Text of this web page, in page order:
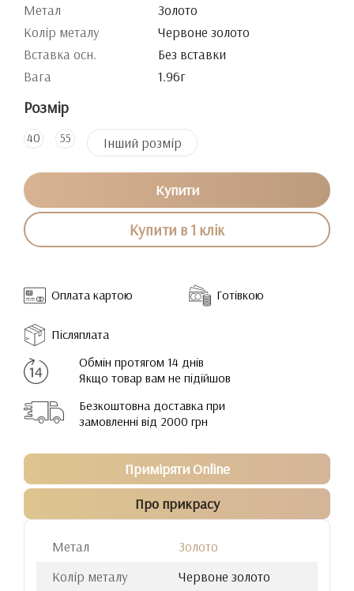
Метал
Золото
Колір металу
Червоне золото
Вставка осн.
Без вставки
Вага
1.96г
Розмір
40 55 Інший розмір
Купити
Купити в 1 клік
Оплата картою Готівкою
Післяплата
Обмін протягом 14 днів
Якщо товар вам не підійшов
Безкоштовна доставка при
замовленні від 2000 грн
Приміряти Online
Про прикрасу
Метал
Золото
Колір металу
Червоне золото